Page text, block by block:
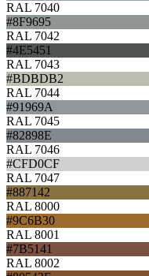
RAL 7040
#8F9695
RAL 7042
#4E5451
RAL 7043
#BDBDB2
RAL 7044
#91969A
RAL 7045
#82898E
RAL 7046
#CFD0CF
RAL 7047
#887142
RAL 8000
#9C6B30
RAL 8001
#7B5141
RAL 8002